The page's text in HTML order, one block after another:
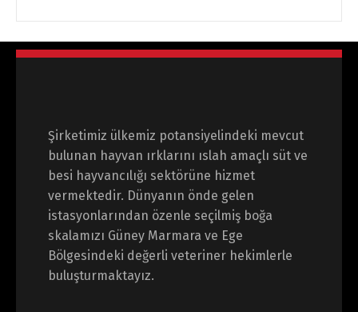
Şirketimiz ülkemiz potansiyelindeki mevcut
bulunan hayvan ırklarını ıslah amaçlı süt ve
besi hayvancılığı sektörüne hizmet
vermektedir. Dünyanın önde gelen
istasyonlarından özenle seçilmiş boğa
skalamızı Güney Marmara ve Ege
Bölgesindeki değerli veteriner hekimlerle
buluşturmaktayız.